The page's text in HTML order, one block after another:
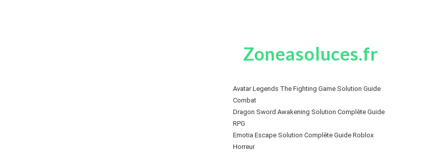
Zoneasoluces.fr
Avatar Legends The Fighting Game Solution Guide
Combat
Dragon Sword Awakening Solution Complète Guide
RPG
Emotia Escape Solution Complète Guide Roblox
Horreur